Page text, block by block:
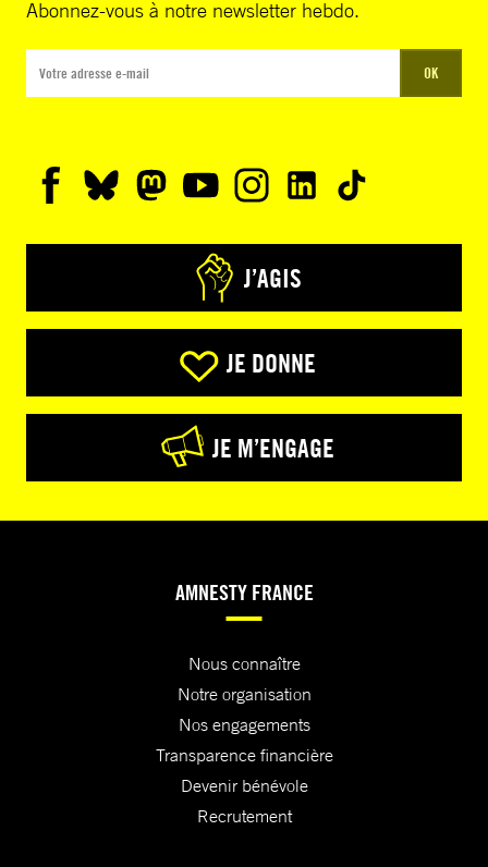
Abonnez-vous à notre newsletter hebdo.
OK
J’AGIS
JE DONNE
JE M’ENGAGE
AMNESTY FRANCE
Nous connaître
Notre organisation
Nos engagements
Transparence financière
Devenir bénévole
Recrutement